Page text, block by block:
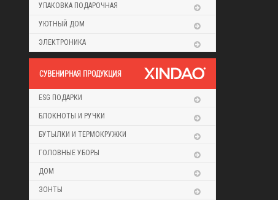
УПАКОВКА ПОДАРОЧНАЯ
УЮТНЫЙ ДОМ
ЭЛЕКТРОНИКА
CУВЕНИРНАЯ ПРОДУКЦИЯ
ESG ПОДАРКИ
БЛОКНОТЫ И РУЧКИ
БУТЫЛКИ И ТЕРМОКРУЖКИ
ГОЛОВНЫЕ УБОРЫ
ДОМ
ЗОНТЫ